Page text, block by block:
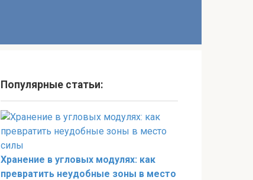
Популярные статьи:
Хранение в угловых модулях: как
превратить неудобные зоны в место